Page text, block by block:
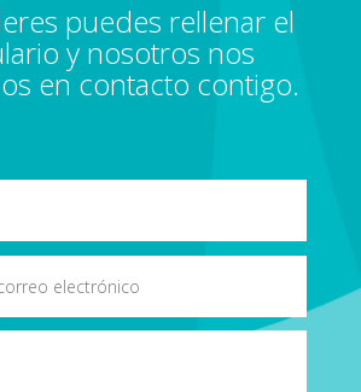
puedes rellenar el
y nosotros nos
en contacto contigo.